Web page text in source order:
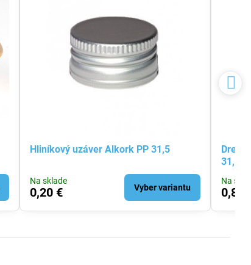
Hliníkový uzáver Alkork PP 31,5
Na sklade
0,20 € Vyber variantu
31,5
Na
0,80